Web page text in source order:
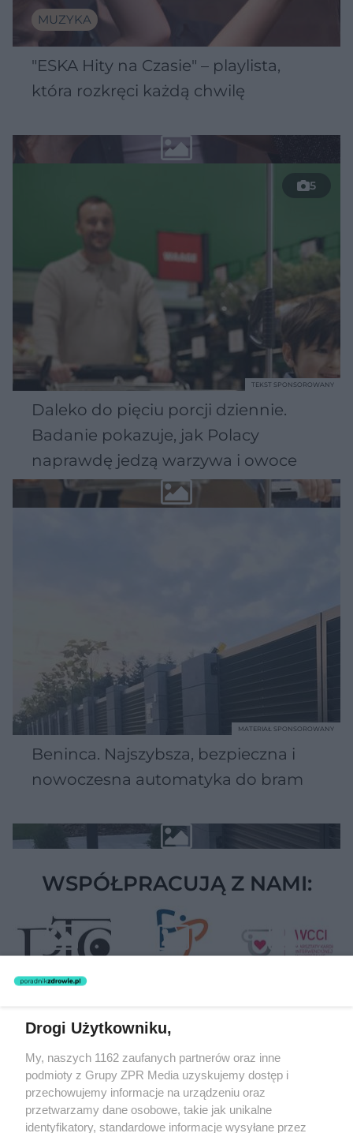
MUZYKA
"ESKA Hity na Czasie" – playlista,
która rozkręci każdą chwilę
5
Daleko do pięciu porcji dziennie.
Badanie pokazuje, jak Polacy
naprawdę jedzą warzywa i owoce
TEKST SPONSOROWANY
Beninca. Najszybsza, bezpieczna i
nowoczesna automatyka do bram
MATERIAŁ SPONSOROWANY
WSPÓŁPRACUJĄ Z NAMI:
Żaden utwór zamieszczony w serwisie nie może być powielany i
rozpowszechniany lub dalej rozpowszechniany w jakikolwiek sposób
(w tym także elektroniczny lub mechaniczny) na jakimkolwiek polu
eksploatacji w jakiejkolwiek formie, włącznie z umieszczaniem w
Internecie bez pisemnej zgody właściciela praw. Jakiekolwiek użycie
lub wykorzystanie utworów w całości lub w części z naruszeniem
prawa, tzn. bez właściwej zgody, jest zabronione pod groźbą kary i
Drogi Użytkowniku,
My, naszych 1162 zaufanych partnerów oraz inne
podmioty z Grupy ZPR Media uzyskujemy dostęp i
przechowujemy informacje na urządzeniu oraz
przetwarzamy dane osobowe, takie jak unikalne
identyfikatory, standardowe informacje wysyłane przez